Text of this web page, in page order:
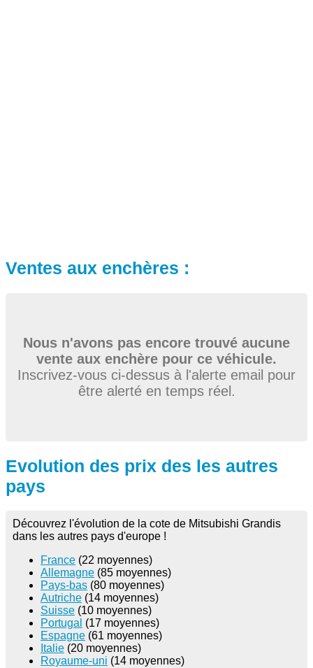
Ventes aux enchères :
Nous n'avons pas encore trouvé aucune
vente aux enchère pour ce véhicule.
Inscrivez-vous ci-dessus à l'alerte email pour
être alerté en temps réel.
Evolution des prix des les autres
pays
Découvrez l'évolution de la cote de Mitsubishi Grandis
dans les autres pays d'europe !
France (22 moyennes)
Allemagne (85 moyennes)
Pays-bas (80 moyennes)
Autriche (14 moyennes)
Suisse (10 moyennes)
Portugal (17 moyennes)
Espagne (61 moyennes)
Italie (20 moyennes)
Royaume-uni (14 moyennes)